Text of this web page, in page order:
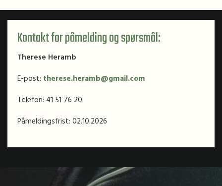
Kontakt for påmelding og spørsmål:
Therese Heramb
E-post: therese.heramb@gmail.com
Telefon: 41 51 76 20
Påmeldingsfrist: 02.10.2026